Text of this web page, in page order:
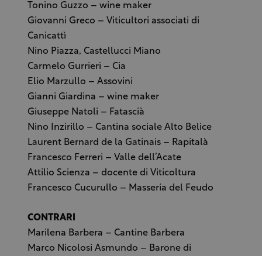
Tonino Guzzo – wine maker
Giovanni Greco – Viticultori associati di
Canicattì
Nino Piazza, Castellucci Miano
Carmelo Gurrieri – Cia
Elio Marzullo – Assovini
Gianni Giardina – wine maker
Giuseppe Natoli – Fatascià
Nino Inzirillo – Cantina sociale Alto Belice
Laurent Bernard de la Gatinais – Rapitalà
Francesco Ferreri – Valle dell’Acate
Attilio Scienza – docente di Viticoltura
Francesco Cucurullo – Masseria del Feudo
CONTRARI
Marilena Barbera – Cantine Barbera
Marco Nicolosi Asmundo – Barone di